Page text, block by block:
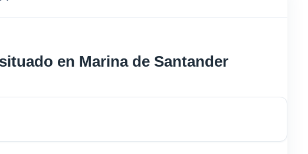
en Marina de Santander